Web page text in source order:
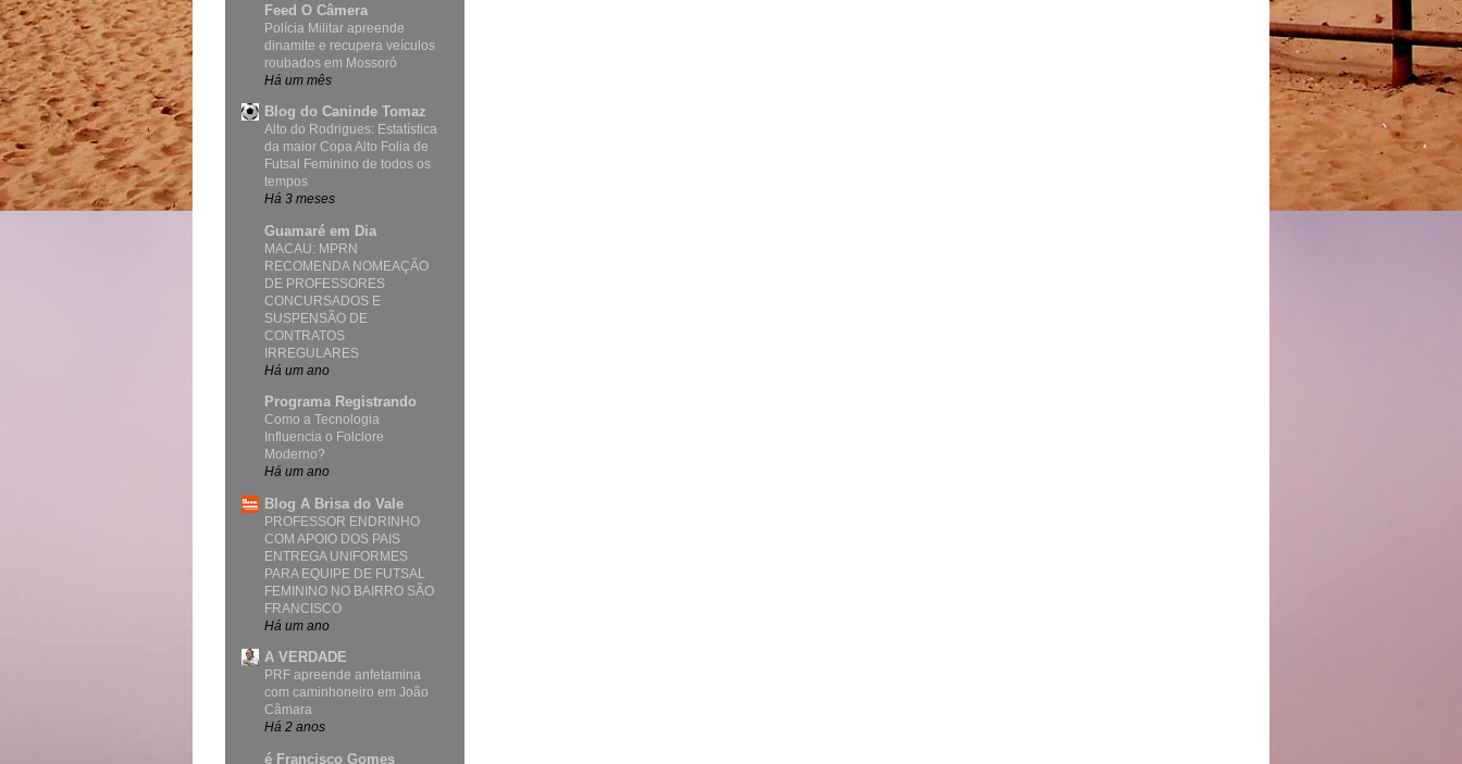
Feed O Câmera
Polícia Militar apreende
dinamite e recupera veículos
roubados em Mossoró
Há um mês
Blog do Caninde Tomaz
Alto do Rodrigues: Estatística
da maior Copa Alto Folia de
Futsal Feminino de todos os
tempos
Há 3 meses
Guamaré em Dia
MACAU: MPRN
RECOMENDA NOMEAÇÃO
DE PROFESSORES
CONCURSADOS E
SUSPENSÃO DE
CONTRATOS
IRREGULARES
Há um ano
Programa Registrando
Como a Tecnologia
Influencia o Folclore
Moderno?
Há um ano
Blog A Brisa do Vale
PROFESSOR ENDRINHO
COM APOIO DOS PAIS
ENTREGA UNIFORMES
PARA EQUIPE DE FUTSAL
FEMININO NO BAIRRO SÃO
FRANCISCO
Há um ano
A VERDADE
PRF apreende anfetamina
com caminhoneiro em João
Câmara
Há 2 anos
é Francisco Gomes